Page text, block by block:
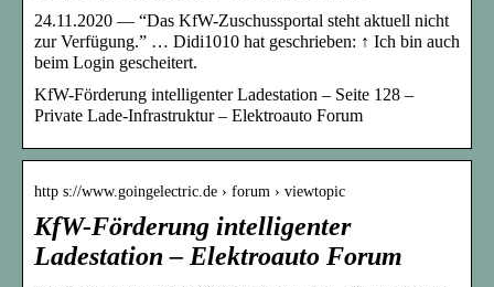
24.11.2020 — “Das KfW-Zuschussportal steht aktuell nicht
zur Verfügung.” … Didi1010 hat geschrieben: ↑ Ich bin auch
beim Login gescheitert.
KfW-Förderung intelligenter Ladestation – Seite 128 –
Private Lade-Infrastruktur – Elektroauto Forum
http s://www.goingelectric.de › forum › viewtopic
KfW-Förderung intelligenter
Ladestation – Elektroauto Forum